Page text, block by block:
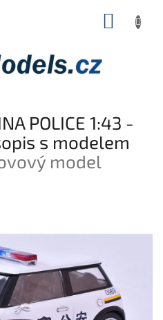
POLICE 1:43 -
s modelem
model